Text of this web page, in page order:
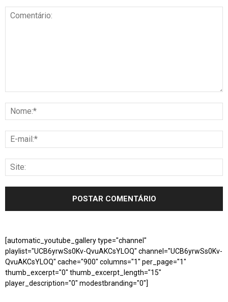
[automatic_youtube_gallery type="channel"
playlist="UCB6yrwSs0Kv-QvuAKCsYLOQ" channel="UCB6yrwSs0Kv-
QvuAKCsYLOQ" cache="900" columns="1" per_page="1"
thumb_excerpt="0" thumb_excerpt_length="15"
player_description="0" modestbranding="0"]